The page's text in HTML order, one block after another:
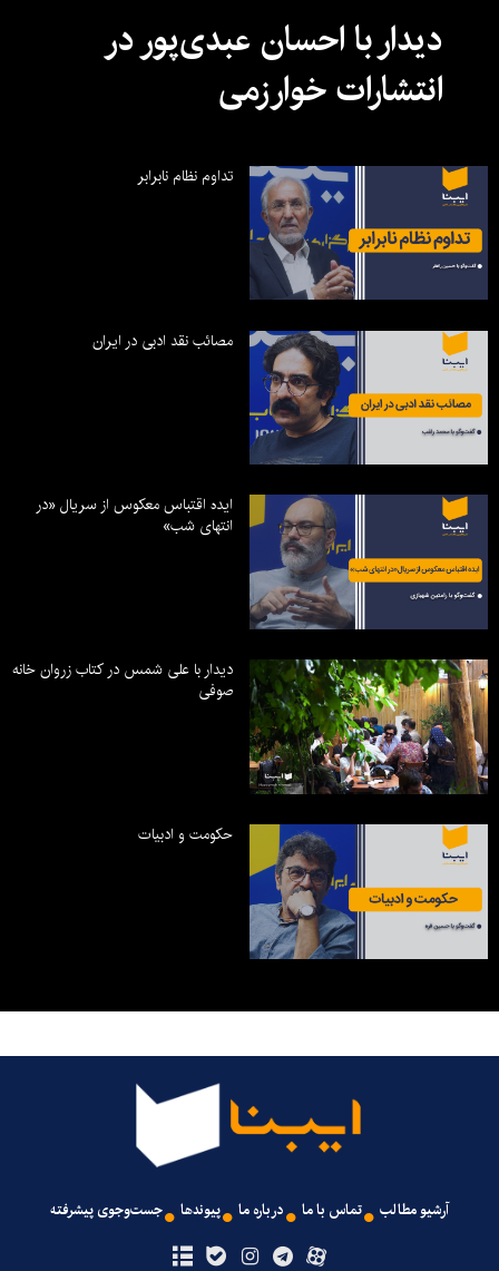
دیدار با احسان عبدی‌پور در
انتشارات خوارزمی
تداوم نظام نابرابر
مصائب نقد ادبی در ایران
ایده اقتباس معکوس از سریال «در
انتهای شب»
دیدار با علی شمس در کتاب زروان خانه
صوفی
حکومت و ادبیات
آرشیو مطالب تماس با ما درباره ما پیوندها جست‌وجوی پیشرفته